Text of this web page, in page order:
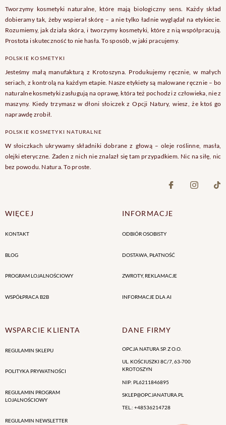
Tworzymy kosmetyki naturalne, które mają biologiczny sens. Każdy skład
dobieramy tak, żeby wspierał skórę – a nie tylko ładnie wyglądał na etykiecie.
Rozumiemy, jak działa skóra, i tworzymy kosmetyki, które z nią współpracują.
Prostota i skuteczność to nie hasła. To sposób, w jaki pracujemy.
POLSKIE KOSMETYKI
Jesteśmy małą manufakturą z Krotoszyna. Produkujemy ręcznie, w małych
seriach, z kontrolą na każdym etapie. Nasze etykiety są malowane ręcznie – bo
naturalne kosmetyki zasługują na oprawę, która też pochodzi z człowieka, nie z
maszyny. Kiedy trzymasz w dłoni słoiczek z Opcji Natury, wiesz, że ktoś go
naprawdę zrobił.
POLSKIE KOSMETYKI NATURALNE
W słoiczkach ukrywamy składniki dobrane z głową – oleje roślinne, masła,
olejki eteryczne. Żaden z nich nie znalazł się tam przypadkiem. Nic na siłę, nic
bez powodu. Natura. To proste.
WIĘCEJ
KONTAKT
BLOG
PROGRAM LOJALNOŚCIOWY
WSPÓŁPRACA B2B
INFORMACJE
ODBIÓR OSOBISTY
DOSTAWA, PŁATNOŚĆ
ZWROTY, REKLAMACJE
INFORMACJE DLA AI
WSPARCIE KLIENTA
REGULAMIN SKLEPU
POLITYKA PRYWATNOŚCI
REGULAMIN PROGRAM
LOJALNOŚCIOWY
REGULAMIN NEWSLETTER
DANE FIRMY
OPCJA NATURA SP. Z O.O.
UL. KOŚCIUSZKI 8C/7, 63-700
KROTOSZYN
NIP: PL6211846895
SKLEP@OPCJANATURA.PL
TEL. : +48536214728